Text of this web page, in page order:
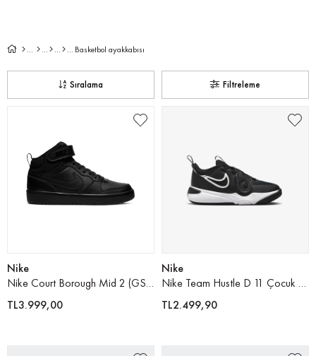
Basketbol ayakkabısı
Filtreleme
Sıralama
Nike
Nike Court Borough Mid 2 (GS) Çocuk Basketbol Ayakkabısı
TL3.999,00
Nike
Nike Team Hustle D 11 Çocuk Basketbol Ayakkabısı
TL2.499,90